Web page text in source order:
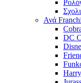
Ανά
DC